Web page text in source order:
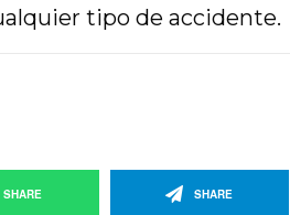
tipo de accidente.
SHARE SHARE